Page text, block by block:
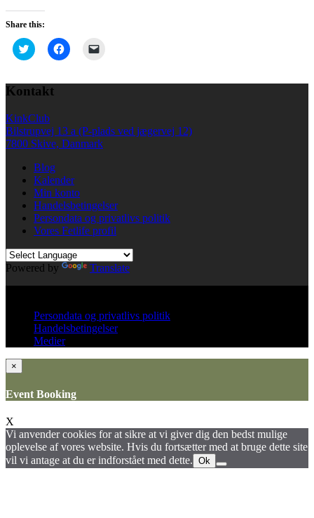
Share this:
Click
to
Twitter
(Opens
window)
Click
to
Facebooklink
in
new
window)
Kontakt
KinkClub
Bilstrupvej 13 a (P-plads ved jægervej 12)
7800 Skive, Danmark
Blog
Kalender
Min konto
Handelsbetingelser
Persondata og privatlivs politik
Vores Fetlife profil
Powered by
Translate
Persondata og privatlivs politik
Handelsbetingelser
Medier
×
Event Booking
X
Vi anvender cookies for at sikre at vi giver dig den bedst mulige
oplevelse af vores website. Hvis du fortsætter med at bruge dette site
vil vi antage at du er indforstået med dette. Ok